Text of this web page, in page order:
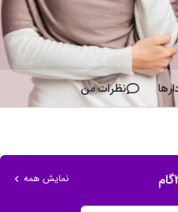
نظرات من
نمایش همه